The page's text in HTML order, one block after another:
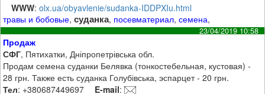
WWW:olx.ua/obyavlenie/sudanka-IDDPXIu.html
травы и бобовые,суданка, посевматериал,семена,
23/04/2019 10:58
Продаж
СФГ, Пятихатки, Дніпропетрівська обл.
Продам семена суданки Белявка (тонкостебельная, кустовая) -
28 грн. Также есть суданка Голубівська, эспарцет - 20 грн.
Тел: +380687449697 E-mail: